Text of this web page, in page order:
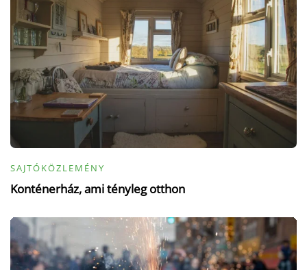
SAJTÓKÖZLEMÉNY
Konténerház, ami tényleg otthon